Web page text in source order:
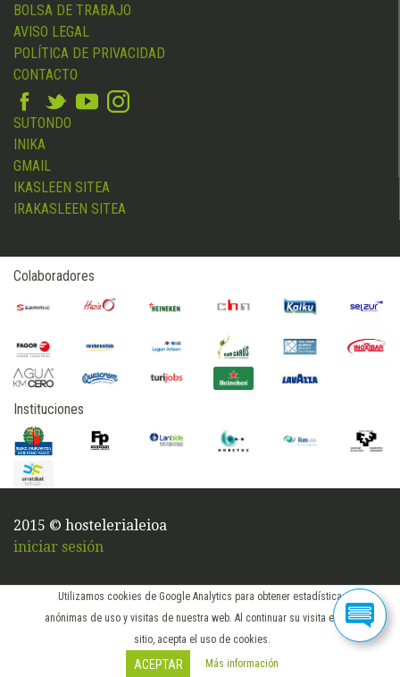
Utilizamos cookies de Google Analytics para obtener estadísticas
anónimas de uso y visitas de nuestra web. Al continuar su visita en este
sitio, acepta el uso de cookies.
ACEPTAR Más información
BOLSA DE TRABAJO
AVISO LEGAL
POLÍTICA DE PRIVACIDAD
CONTACTO
SUTONDO
INIKA
GMAIL
IKASLEEN SITEA
IRAKASLEEN SITEA
Colaboradores
Instituciones
2015 © hostelerialeioa
iniciar sesión